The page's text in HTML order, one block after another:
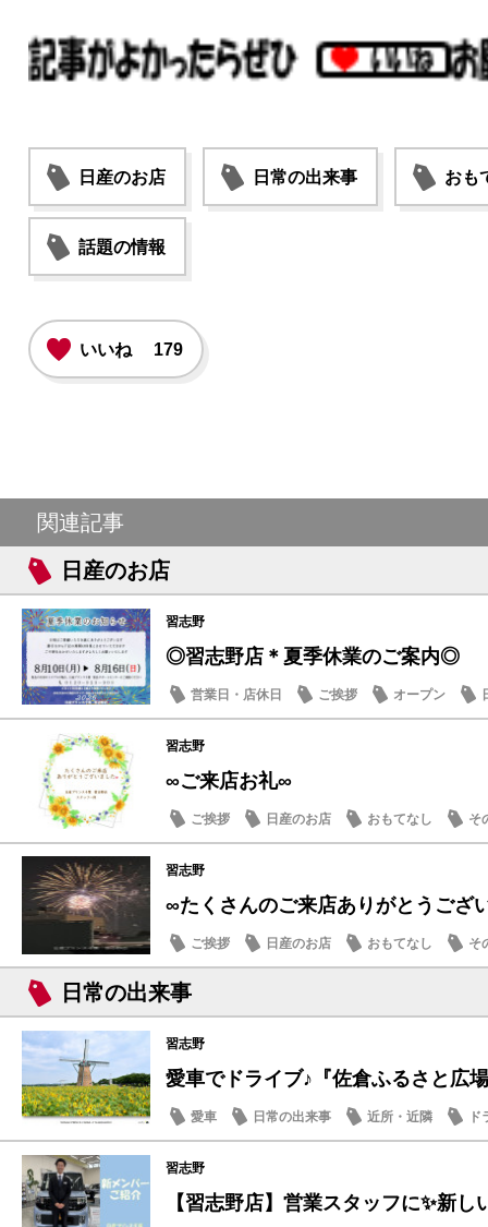
日産のお店 日常の出来事 おも
話題の情報
いいね 179
関連記事
日産のお店
習志野
◎習志野店＊夏季休業のご案内◎
営業日・店休日 ご挨拶 オープン
習志野
∞ご来店お礼∞
ご挨拶 日産のお店 おもてなし そ
習志野
∞たくさんのご来店ありがとうござ
ご挨拶 日産のお店 おもてなし そ
日常の出来事
習志野
愛車でドライブ♪『佐倉ふるさと広
愛車 日常の出来事 近所・近隣
習志野
【習志野店】営業スタッフに✨新し